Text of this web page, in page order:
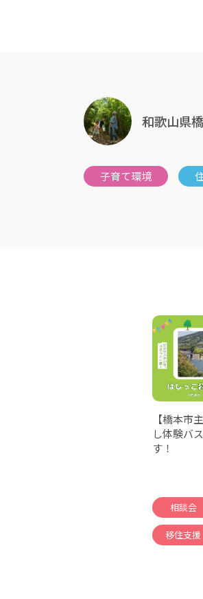
和歌山県
【橋本市
し体験バ
す！
相談会
移住支援